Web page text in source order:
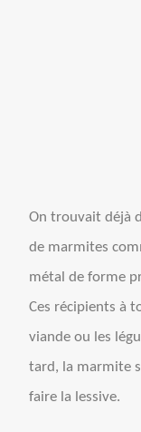
On trouvait déjà
de marmites
métal de forme
Ces récipients à
viande ou les
tard, la marmite
faire la lessive.